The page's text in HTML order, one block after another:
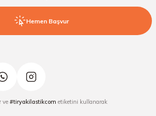
Hemen Başvur
ve #tiryakilastikcom etiketini kullanarak